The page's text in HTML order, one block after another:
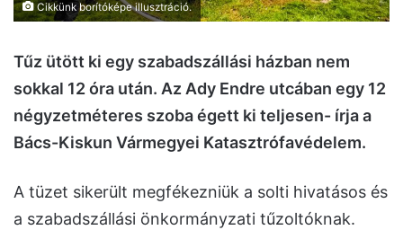
Cikkünk borítóképe illusztráció.
Tűz ütött ki egy szabadszállási házban nem
sokkal 12 óra után. Az Ady Endre utcában egy 12
négyzetméteres szoba égett ki teljesen- írja a
Bács-Kiskun Vármegyei Katasztrófavédelem.
A tüzet sikerült megfékezniük a solti hivatásos és
a szabadszállási önkormányzati tűzoltóknak.